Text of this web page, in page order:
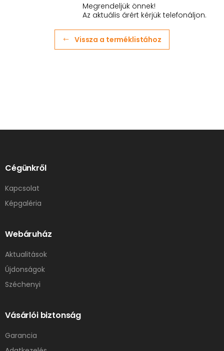
Megrendeljük önnek!
Az aktuális árért kérjük telefonáljon.
Vissza a terméklistához
Cégünkről
Kapcsolat
Képgaléria
Webáruház
Aktualitások
Újdonságok
Széchenyi
Vásárlói biztonság
Garancia